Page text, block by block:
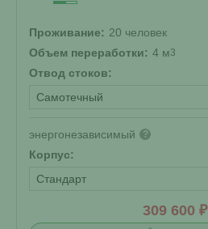
Проживание: 20 человек
Объем переработки: 4 м3
Отвод стоков:
Самотечный
энергонезависимый ?
Корпус:
Стандарт
309 600 ₽